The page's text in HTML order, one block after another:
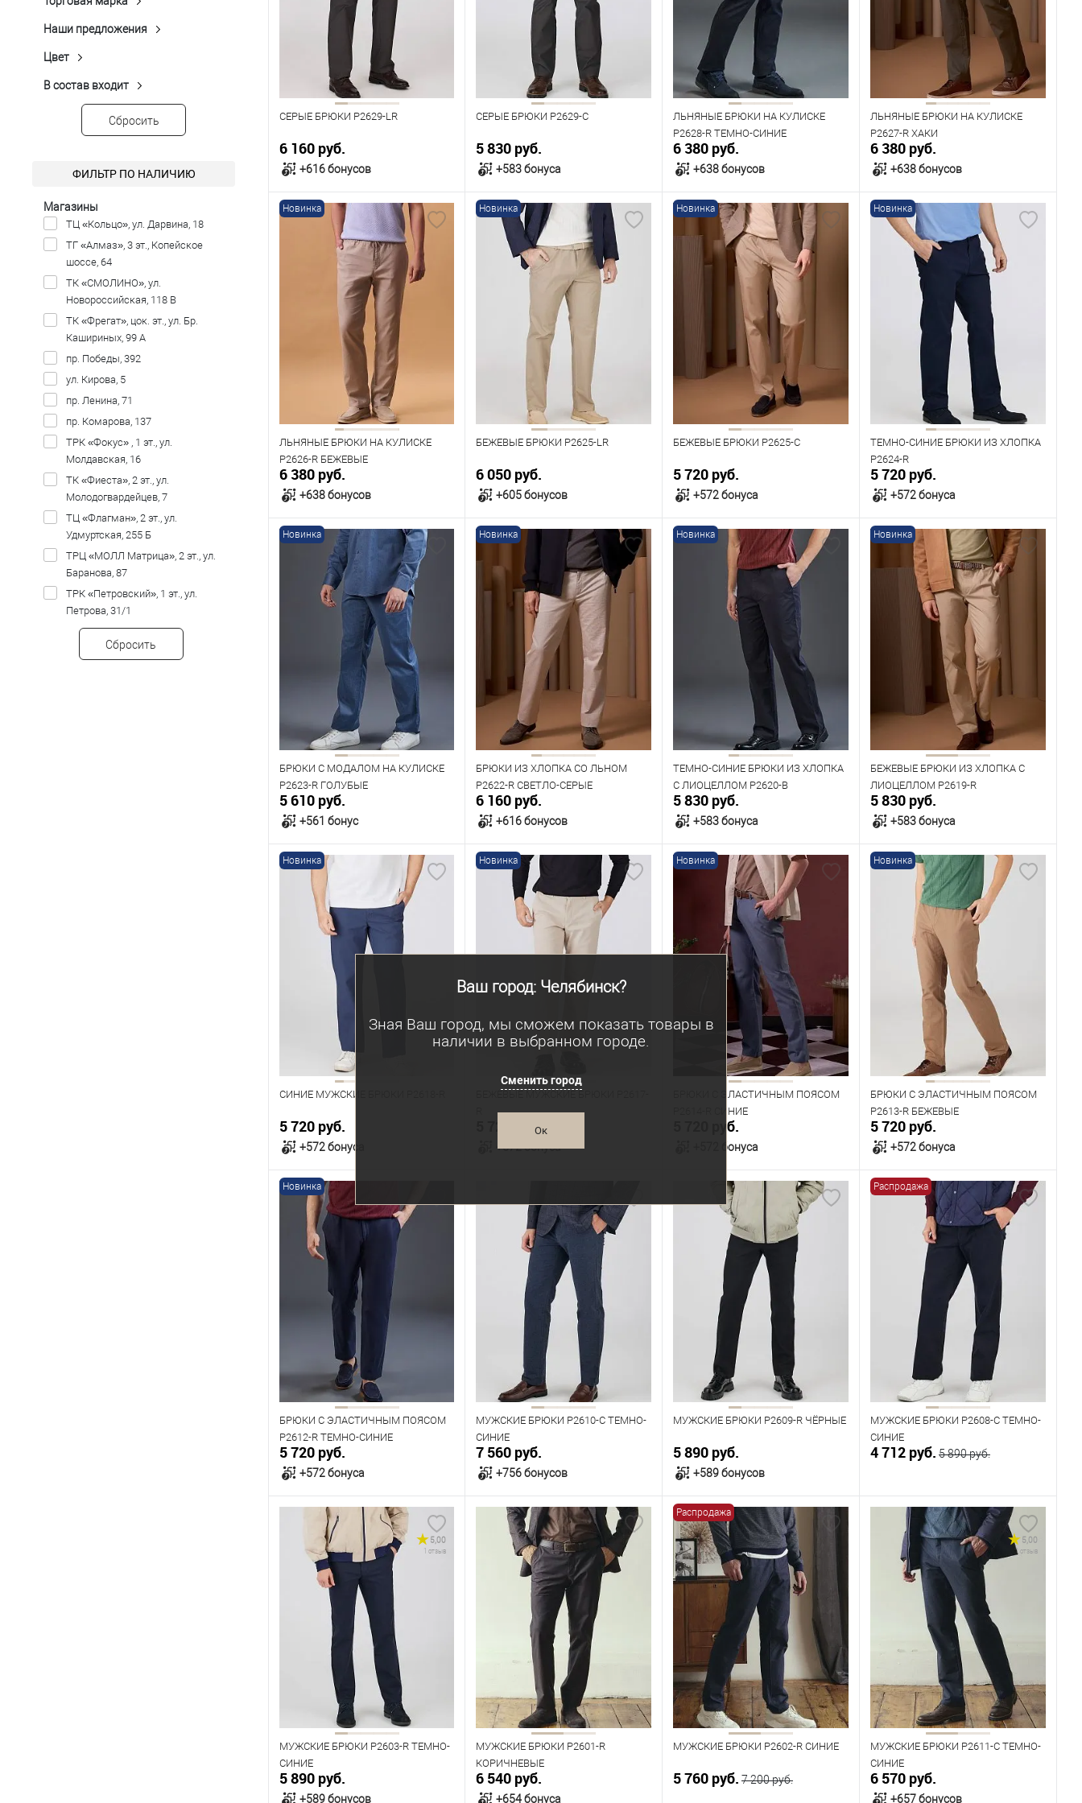
Ваш город: Челябинск?
Зная Ваш город, мы сможем показать товары в
наличии в выбранном городе.
Сменить город
Ок
Пестроткань
(1)
Показать ещё 2
Peplos(97)
Наши предложения
Новинка(22)
Распродажа
ЦветБежевый
Бирюзовый(1)
Бордовый(4)
(3)
В состав входит
Вискоза(12)
Лен
Модал(4)
Полиэстер (23)
Сбросить
ФИЛЬТР ПО НАЛИЧИЮ
Магазины
ТЦ «Кольцо», ул. Дарвина, 18
ТГ «Алмаз», 3 эт., Копейское
шоссе, 64
ТК «СМОЛИНО», ул.
Новороссийская, 118 В
ТК «Фрегат», цок. эт., ул. Бр.
Кашириных, 99 А
пр. Победы, 392
ул. Кирова, 5
пр. Ленина, 71
пр. Комарова, 137
ТРК «Фокус» , 1 эт., ул.
Молдавская, 16
ТК «Фиеста», 2 эт., ул.
Молодогвардейцев, 7
ТЦ «Флагман», 2 эт., ул.
Удмуртская, 255 Б
ТРЦ «МОЛЛ Матрица», 2 эт., ул.
Баранова, 87
ТРК «Петровский», 1 эт., ул.
Петрова, 31/1
Сбросить
120 104 108 112 100 104
Рост
182
СЕРЫЕ БРЮКИ P2629-LR
6 160 руб.
+616 бонусов
В корзину
В наличии
Таблица размеров
Размер одежды
124
СЕРЫЕ БРЮКИ P2629-C
5 830 руб.
+583 бонуса
В корзину
В наличии
Таблица размеров
Размер одежды
108 112
ЛЬНЯНЫЕ БРЮКИ НА КУЛИСКЕ
P2628-R ТЕМНО-СИНИЕ
6 380 руб.
+638 бонусов
В корзину
В наличии
Таблица размеров
Размер одежды
108
ЛЬНЯНЫЕ БРЮКИ НА КУЛИСКЕ
P2627-R ХАКИ
6 380 руб.
+638 бонусов
В корзину
В наличии
Таблица размеров
Размер одежды
104 108
182
Новинка
ЛЬНЯНЫЕ БРЮКИ НА КУЛИСКЕ
P2626-R БЕЖЕВЫЕ
6 380 руб.
+638 бонусов
В корзину
В наличии
Таблица размеров
108 112
Новинка
БЕЖЕВЫЕ БРЮКИ P2625-LR
6 050 руб.
+605 бонусов
В корзину
В наличии
Таблица размеров
Размер одежды
Рост
Новинка
БЕЖЕВЫЕ БРЮКИ P2625-C
5 720 руб.
+572 бонуса
В корзину
В наличии
Таблица размеров
Размер одежды
112
Новинка
ТЕМНО-СИНИЕ БРЮКИ ИЗ ХЛОПКА
P2624-R
5 720 руб.
+572 бонуса
В корзину
В наличии
Таблица размеров
Размер одежды
104 108
Новинка
БРЮКИ С МОДАЛОМ НА КУЛИСКЕ
P2623-R ГОЛУБЫЕ
5 610 руб.
+561 бонус
В наличии
Таблица размеров
Размер одежды
100
182
Новинка
БРЮКИ ИЗ ХЛОПКА СО ЛЬНОМ
P2622-R СВЕТЛО-СЕРЫЕ
6 160 руб.
+616 бонусов
В корзину
В наличии
Таблица размеров
96 108
Рост
176 182
Новинка
ТЕМНО-СИНИЕ БРЮКИ ИЗ ХЛОПКА
С ЛИОЦЕЛЛОМ P2620-B
5 830 руб.
+583 бонуса
В корзину
В наличии
Таблица размеров
Размер одежды
96 100 104
Рост
182
Новинка
БЕЖЕВЫЕ БРЮКИ ИЗ ХЛОПКА С
ЛИОЦЕЛЛОМ P2619-R
5 830 руб.
+583 бонуса
В корзину
В наличии
Таблица размеров
Размер одежды
100 104
182
Новинка
СИНИЕ МУЖСКИЕ БРЮКИ P2618-R
5 720 руб.
+572 бонуса
В корзину
В наличии
Таблица размеров
Размер одежды
100
182
Новинка
5 720 руб.
+572 бонуса
В наличии
Таблица размеров
Размер одежды
108 116
Новинка
БРЮКИ С ЭЛАСТИЧНЫМ ПОЯСОМ
P2614-R СИНИЕ
5 720 руб.
+572 бонуса
В корзину
В наличии
Таблица размеров
Размер одежды
100 108
182
Новинка
БРЮКИ С ЭЛАСТИЧНЫМ ПОЯСОМ
P2613-R БЕЖЕВЫЕ
5 720 руб.
+572 бонуса
В корзину
В наличии
Таблица размеров
Размер одежды
100 108
Новинка
БРЮКИ С ЭЛАСТИЧНЫМ ПОЯСОМ
P2612-R ТЕМНО-СИНИЕ
5 720 руб.
+572 бонуса
В корзину
В наличии
Таблица размеров
Размер одежды
100 104 108
182
МУЖСКИЕ БРЮКИ P2610-C ТЕМНО-
СИНИЕ
7 560 руб.
+756 бонусов
В корзину
В наличии
Таблица размеров
Размер одежды
100 104 108
120
Рост
182
МУЖСКИЕ БРЮКИ P2609-R ЧЁРНЫЕ
5 890 руб.
+589 бонусов
В корзину
В наличии
Таблица размеров
Размер одежды
100 104 108
116 120
Рост
182
Распродажа
МУЖСКИЕ БРЮКИ P2608-C ТЕМНО-
СИНИЕ
4 712 руб. 5 890 руб.
В корзину
В наличии
Таблица размеров
Размер одежды
104 108 112
Рост
182
МУЖСКИЕ БРЮКИ P2603-R ТЕМНО-
СИНИЕ
5,00
1 отзыв
5 890 руб.
+589 бонусов
МУЖСКИЕ БРЮКИ P2601-R
КОРИЧНЕВЫЕ
6 540 руб.
+654 бонуса
Распродажа
МУЖСКИЕ БРЮКИ P2602-R СИНИЕ
5 760 руб. 7 200 руб.
МУЖСКИЕ БРЮКИ P2611-C ТЕМНО-
СИНИЕ
5,00
1 отзыв
6 570 руб.
+657 бонусов